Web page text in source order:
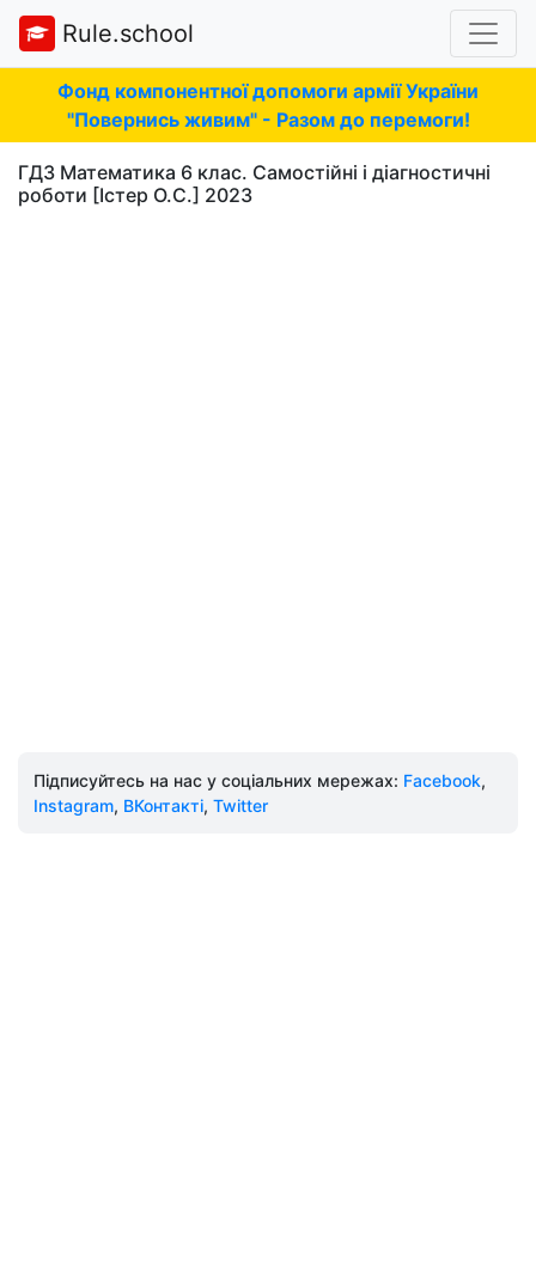
Rule.school
Фонд компонентної допомоги армії України
"Повернись живим" - Разом до перемоги!
ГДЗ Математика 6 клас. Самостійні і діагностичні
роботи [Істер О.С.] 2023
Підписуйтесь на нас у соціальних мережах: Facebook,
Instagram, ВКонтакті, Twitter